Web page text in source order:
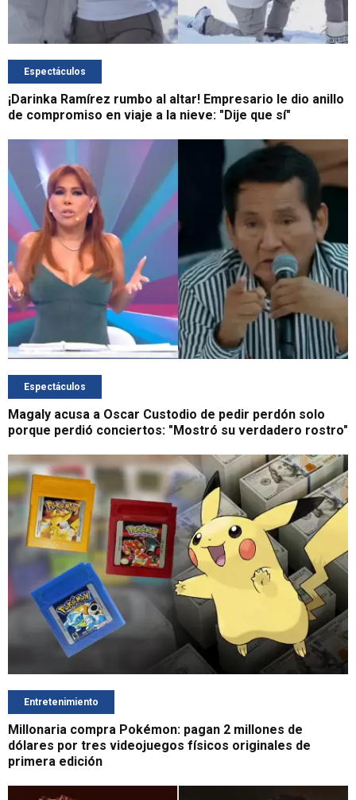
Espectáculos
¡Darinka Ramírez rumbo al altar! Empresario le dio anillo
de compromiso en viaje a la nieve: "Dije que sí"
Espectáculos
Magaly acusa a Oscar Custodio de pedir perdón solo
porque perdió conciertos: "Mostró su verdadero rostro"
Entretenimiento
Millonaria compra Pokémon: pagan 2 millones de
dólares por tres videojuegos físicos originales de
primera edición